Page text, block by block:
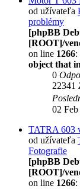
od užívateľa
problémy
[phpBB
[ROOT]/
on line 1266:
object that
0
22341
02
TATRA 603
od užívateľa
Fotografie
[phpBB
[ROOT]/
on line 1266: